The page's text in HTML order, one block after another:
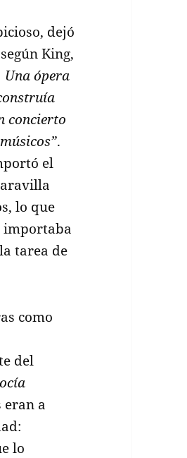
dejó
King,
ópera
concierto
.
el
lo que
importaba
tarea de
como
del
eran a
lo